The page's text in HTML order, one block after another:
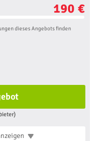
190 €
dieses Angebots finden